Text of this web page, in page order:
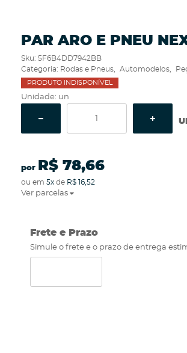
PAR ARO E PNEU
Sku: 5F6B4DD7942BB
Categoria: Rodas e Pneus Automodelos
PRODUTO INDISPONÍVEL
Unidade: un
por R$ 78,66
ou em 5xde R$ 16,52
Ver parcelas
Frete e Prazo
Simule o frete e o prazo de entrega